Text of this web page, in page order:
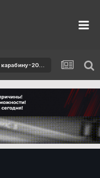
Кубок России по карабину-2017, 2 этап